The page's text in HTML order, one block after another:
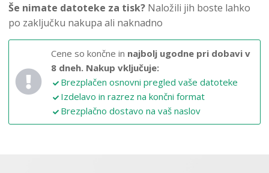
Še nimate datoteke za tisk? Naložili jih boste lahko
po zaključku nakupa ali naknadno
Cene so končne in najbolj ugodne pri dobavi v
8 dneh. Nakup vključuje:
Brezplačen osnovni pregled vaše datoteke
Izdelavo in razrez na končni format
Brezplačno dostavo na vaš naslov